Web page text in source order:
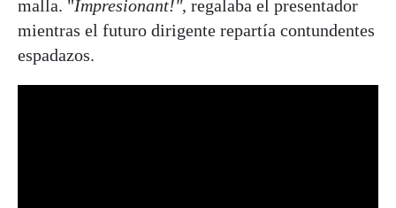
malla. "Impresionant!", regalaba el presentador
mientras el futuro dirigente repartía contundentes
espadazos.